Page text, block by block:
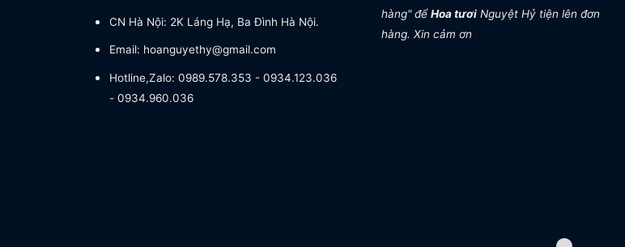
CN Hà Nội: 2K Láng Hạ, Ba Đình Hà Nội.
Email: hoanguyethy@gmail.com
Hotline,Zalo: 0989.578.353 - 0934.123.036
- 0934.960.036
hàng" đểHoa tươi Nguyệt Hỷ tiện lên đơn
hàng. Xin cảm ơn